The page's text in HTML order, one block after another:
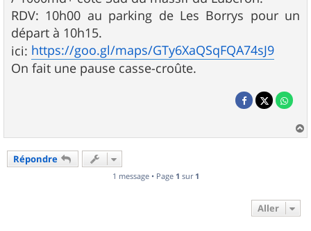
e
RDV: 10h00 au parking de Les Borrys pour un
départ à 10h15.
ici: https://goo.gl/maps/GTy6XaQSqFQA74sJ9
On fait une pause casse-croûte.
a
Répondre
1 message • Page 1 sur 1
Aller